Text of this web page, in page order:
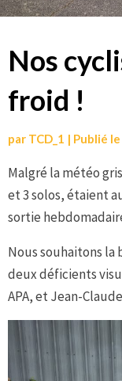
Nos
froid !
par TCD_1 | Publié le
Malgré la météo
et 3 solos, étaient
sortie
Nous souhaitons la
deux déficients
APA, et Jean-